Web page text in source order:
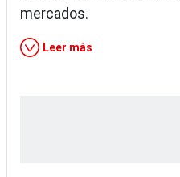
mercados.
Leer más